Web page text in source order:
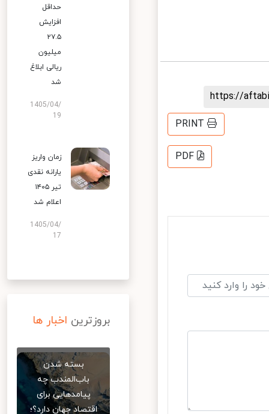
https://
PRINT
PDF
حداقل
افزایش
۲۷.۵
میلیون
ریالی ابلاغ
شد
1405/04/
19
زمان واریز
یارانه نقدی
تیر ۱۴۰۵
اعلام شد
1405/04/
17
بروزترین اخبار ها
بسته شدن
باب‌المندب چه
پیامدهایی برای
اقتصاد جهان دارد؟؛